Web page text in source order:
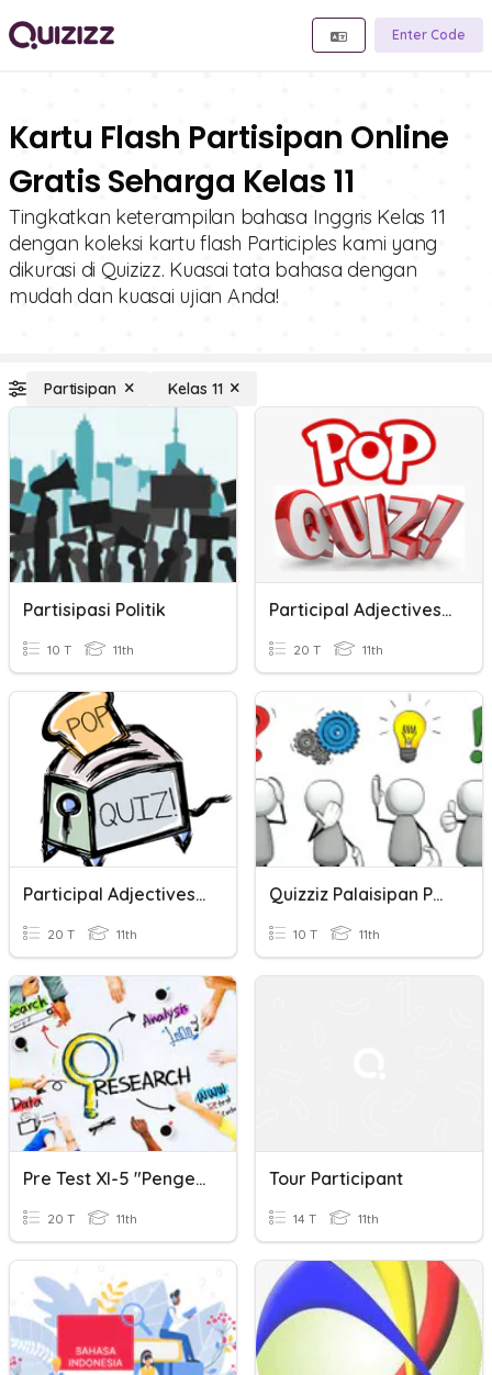
Enter Code
Kartu Flash Partisipan Online
Gratis Seharga Kelas 11
Tingkatkan keterampilan bahasa Inggris Kelas 11
dengan koleksi kartu flash Participles kami yang
dikurasi di Quizizz. Kuasai tata bahasa dengan
mudah dan kuasai ujian Anda!
Partisipan Kelas 11
Partisipasi Politik
10 T 11th
Participal Adjectives 11A
20 T 11th
Participal Adjectives 11B
20 T 11th
Quizziz Palaisipan Pahina 205
10 T 11th
Pre Test XI-5 "Pengetahuan Dasar Etnografi"
20 T 11th
Tour Participant
14 T 11th